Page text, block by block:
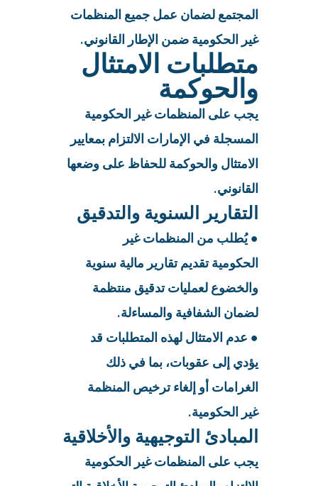
المجتمع لضمان عمل جميع المنظمات
غير الحكومية ضمن الإطار القانوني.
متطلبات الامتثال
والحوكمة
يجب على المنظمات غير الحكومية
المسجلة في الإمارات الالتزام بمعايير
الامتثال والحوكمة للحفاظ على وضعها
القانوني.
التقارير السنوية والتدقيق
● يُطلب من المنظمات غير
الحكومية تقديم تقارير مالية سنوية
والخضوع لعمليات تدقيق منتظمة
لضمان الشفافية والمساءلة.
● عدم الامتثال لهذه المتطلبات قد
يؤدي إلى عقوبات، بما في ذلك
الغرامات أو إلغاء ترخيص المنظمة
غير الحكومية.
المبادئ التوجيهية والأخلاقية
يجب على المنظمات غير الحكومية